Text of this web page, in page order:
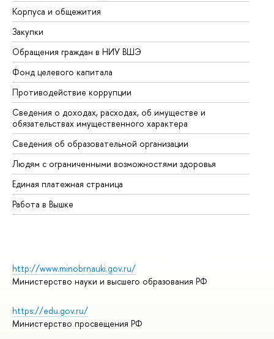
Корпуса и общежития
Закупки
Обращения граждан в НИУ ВШЭ
Фонд целевого капитала
Противодействие коррупции
Сведения о доходах, расходах, об имуществе и
обязательствах имущественного характера
Сведения об образовательной организации
Людям с ограниченными возможностями здоровья
Единая платежная страница
Работа в Вышке
http://www.minobrnauki.gov.ru/
Министерство науки и высшего образования РФ
https://edu.gov.ru/
Министерство просвещения РФ